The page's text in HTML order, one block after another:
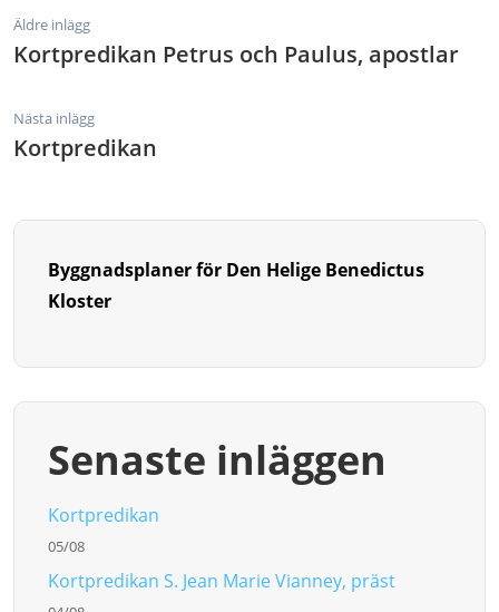
Äldre inlägg
Kortpredikan Petrus och Paulus, apostlar
Nästa inlägg
Kortpredikan
Byggnadsplaner för Den Helige Benedictus
Kloster
Senaste inläggen
Kortpredikan
05/08
Kortpredikan S. Jean Marie Vianney, präst